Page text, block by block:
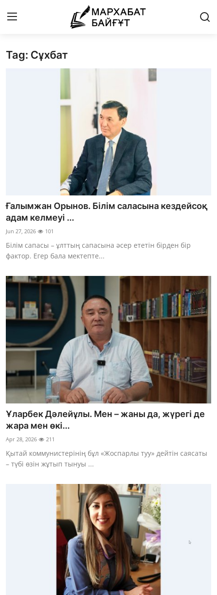
Басты бет
Мархабат Байғұт 80 жас
Әлем әдебиеті
Фотосуреттер
Көптеген
Tag: Сұхбат
Ғалымжан Орынов. Білім саласына кездейсоқ
адам келмеуі ...
Jun 27, 2026 101
Білім сапасы – ұлттың сапасына әсер ететін бірден бір
фактор. Егер бала мектепте...
Ұларбек Дәлейұлы. Мен – жаны да, жүрегі де
жара мен өкі...
Apr 28, 2026 211
Қытай коммунистерінің бұл «Жоспарлы туу» дейтін саясаты
– түбі өзін жұтып тынуы ...